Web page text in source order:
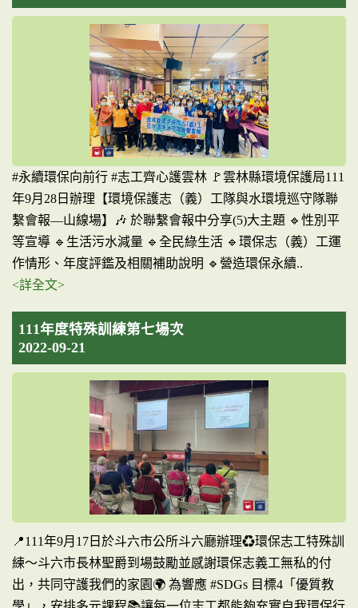
#永續環保向前行 #志工齊心護雲林 🚩雲林縣環境保護局111
年9月28日辦理【環境保護志（義）工隊與水環境巡守隊聯
繫會報—山線場】🎶 於聯繫會報中分享(5)大主題 🔹性別平
等宣導 🔹生活污水減量 🔹全民綠生活 🔹環保志（義）工運
作情形、年度評鑑及相關補助說明 🔹營造環保永續..
<詳全文>
111年度特殊訓練第七場次
2022-09-21
📍111年9月17日於斗六市公所斗六廳辦理♻️環保志工特殊訓
練～斗六市長林聖爵到場鼓勵並感謝環保志義工無私的付
出，共同守護我們的家園🌍 為響應 #SDGs 目標4「優質教